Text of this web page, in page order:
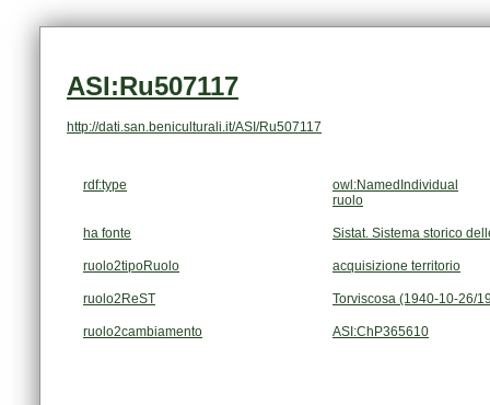
ASI:Ru507117
http://dati.san.beniculturali.it/ASI/Ru507117
rdf:type
owl:NamedIndividual
ruolo
ha fonte Sistat. Sistema storico
ruolo2tipoRuolo acquisizione territorio
ruolo2ReST Torviscosa (1940-10-26/
ruolo2cambiamento ASI:ChP365610